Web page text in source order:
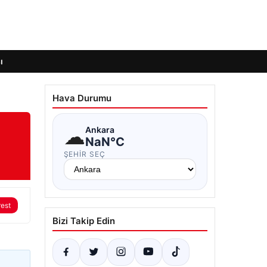
Hava Durumu
☁Ankara
NaN°C
ŞEHIR SEÇ
Bizi Takip Edin